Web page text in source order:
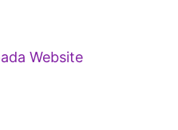
Website